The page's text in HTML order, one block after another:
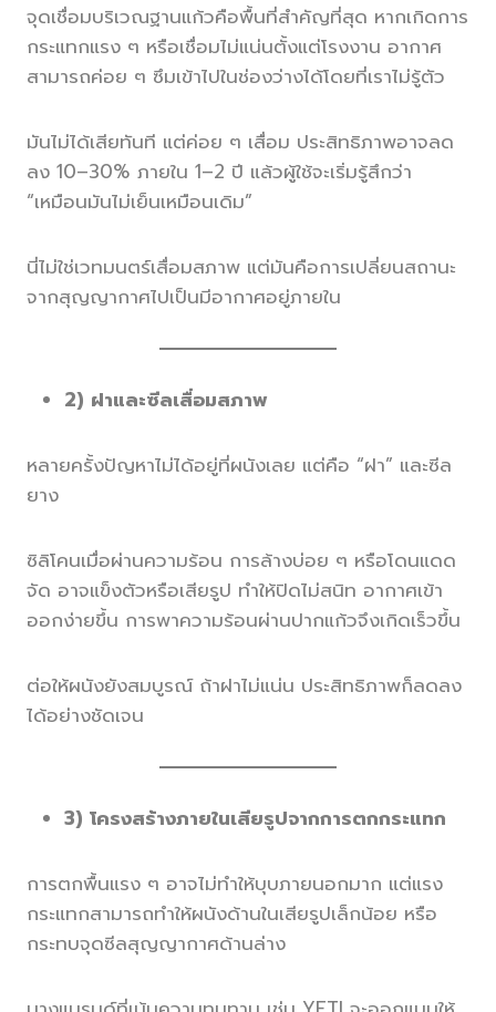
จุดเชื่อมบริเวณฐานแก้วคือพื้นที่สำคัญที่สุด หากเกิดการ
กระแทกแรง ๆ หรือเชื่อมไม่แน่นตั้งแต่โรงงาน อากาศ
สามารถค่อย ๆ ซึมเข้าไปในช่องว่างได้โดยที่เราไม่รู้ตัว
มันไม่ได้เสียทันที แต่ค่อย ๆ เสื่อม ประสิทธิภาพอาจลด
ลง 10–30% ภายใน 1–2 ปี แล้วผู้ใช้จะเริ่มรู้สึกว่า
“เหมือนมันไม่เย็นเหมือนเดิม”
นี่ไม่ใช่เวทมนตร์เสื่อมสภาพ แต่มันคือการเปลี่ยนสถานะ
จากสุญญากาศไปเป็นมีอากาศอยู่ภายใน
2) ฝาและซีลเสื่อมสภาพ
หลายครั้งปัญหาไม่ได้อยู่ที่ผนังเลย แต่คือ “ฝา” และซีล
ยาง
ซิลิโคนเมื่อผ่านความร้อน การล้างบ่อย ๆ หรือโดนแดด
จัด อาจแข็งตัวหรือเสียรูป ทำให้ปิดไม่สนิท อากาศเข้า
ออกง่ายขึ้น การพาความร้อนผ่านปากแก้วจึงเกิดเร็วขึ้น
ต่อให้ผนังยังสมบูรณ์ ถ้าฝาไม่แน่น ประสิทธิภาพก็ลดลง
ได้อย่างชัดเจน
3) โครงสร้างภายในเสียรูปจากการตกกระแทก
การตกพื้นแรง ๆ อาจไม่ทำให้บุบภายนอกมาก แต่แรง
กระแทกสามารถทำให้ผนังด้านในเสียรูปเล็กน้อย หรือ
กระทบจุดซีลสุญญากาศด้านล่าง